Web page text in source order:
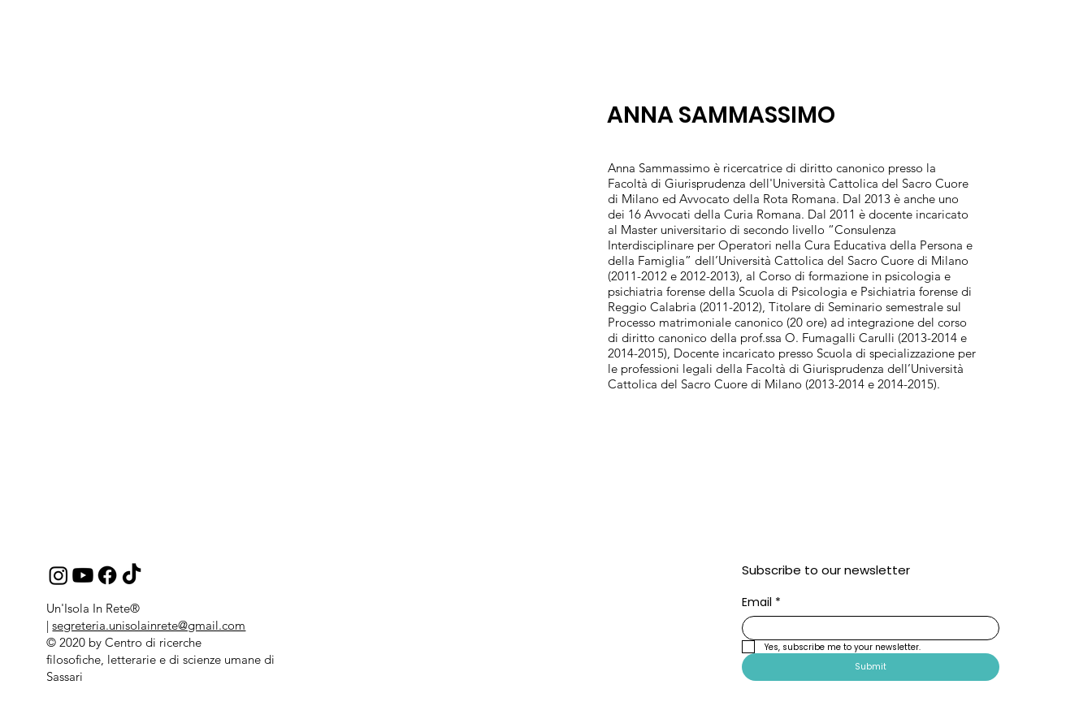
ANNA SAMMASSIMO
Anna Sammassimo è ricercatrice di diritto canonico presso la
Facoltà di Giurisprudenza dell'Università Cattolica del Sacro Cuore
di Milano ed Avvocato della Rota Romana. Dal 2013 è anche uno
dei 16 Avvocati della Curia Romana. Dal 2011 è docente incaricato
al Master universitario di secondo livello “Consulenza
Interdisciplinare per Operatori nella Cura Educativa della Persona e
della Famiglia” dell’Università Cattolica del Sacro Cuore di Milano
(2011-2012 e 2012-2013), al Corso di formazione in psicologia e
psichiatria forense della Scuola di Psicologia e Psichiatria forense di
Reggio Calabria (2011-2012), Titolare di Seminario semestrale sul
Processo matrimoniale canonico (20 ore) ad integrazione del corso
di diritto canonico della prof.ssa O. Fumagalli Carulli (2013-2014 e
2014-2015), Docente incaricato presso Scuola di specializzazione per
le professioni legali della Facoltà di Giurisprudenza dell’Università
Cattolica del Sacro Cuore di Milano (2013-2014 e 2014-2015).
Un'Isola In Rete®
|segreteria.unisolainrete@gmail.com
© 2020 by Centro di ricerche
filosofiche, letterarie e di scienze umane di
Sassari
Subscribe to our newsletter
Email *
Yes, subscribe me to your newsletter.
Submit